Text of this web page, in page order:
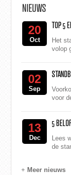
NIEUWS
20
Oct
TOP 5
Het
volop
02
Sep
voor
13
Dec
5
Lees
de
+ Meer nieuws